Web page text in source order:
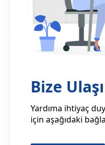
Bize
Yardıma ihtiyaç
için aşağıdaki